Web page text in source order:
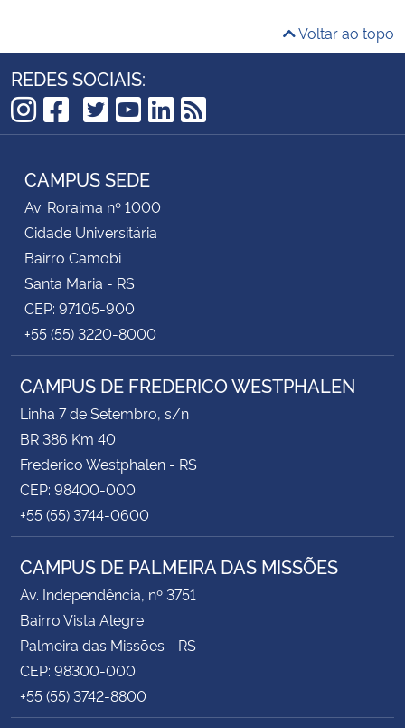
Voltar ao topo
REDES SOCIAIS:
Instagram
Facebook
TikTok
Twitter
YouTube
LinkedIn
RSS
CAMPUS SEDE
Av. Roraima nº 1000
Cidade Universitária
Bairro Camobi
Santa Maria - RS
CEP: 97105-900
+55 (55) 3220-8000
CAMPUS DE FREDERICO WESTPHALEN
Linha 7 de Setembro, s/n
BR 386 Km 40
Frederico Westphalen - RS
CEP: 98400-000
+55 (55) 3744-0600
CAMPUS DE PALMEIRA DAS MISSÕES
Av. Independência, nº 3751
Bairro Vista Alegre
Palmeira das Missões - RS
CEP: 98300-000
+55 (55) 3742-8800